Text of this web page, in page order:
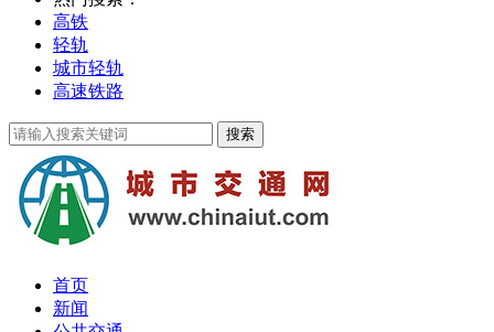
高铁
轻轨
城市轻轨
高速铁路
首页
新闻